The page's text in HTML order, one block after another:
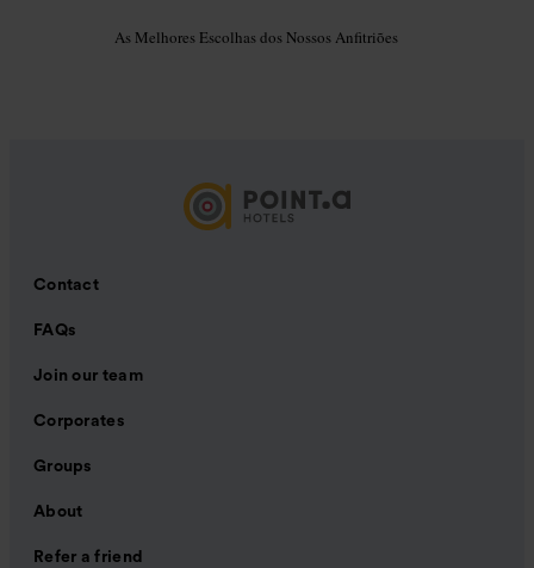
As Melhores Escolhas dos Nossos Anfitriões
Contact
FAQs
Join our team
Corporates
Groups
About
Refer a friend